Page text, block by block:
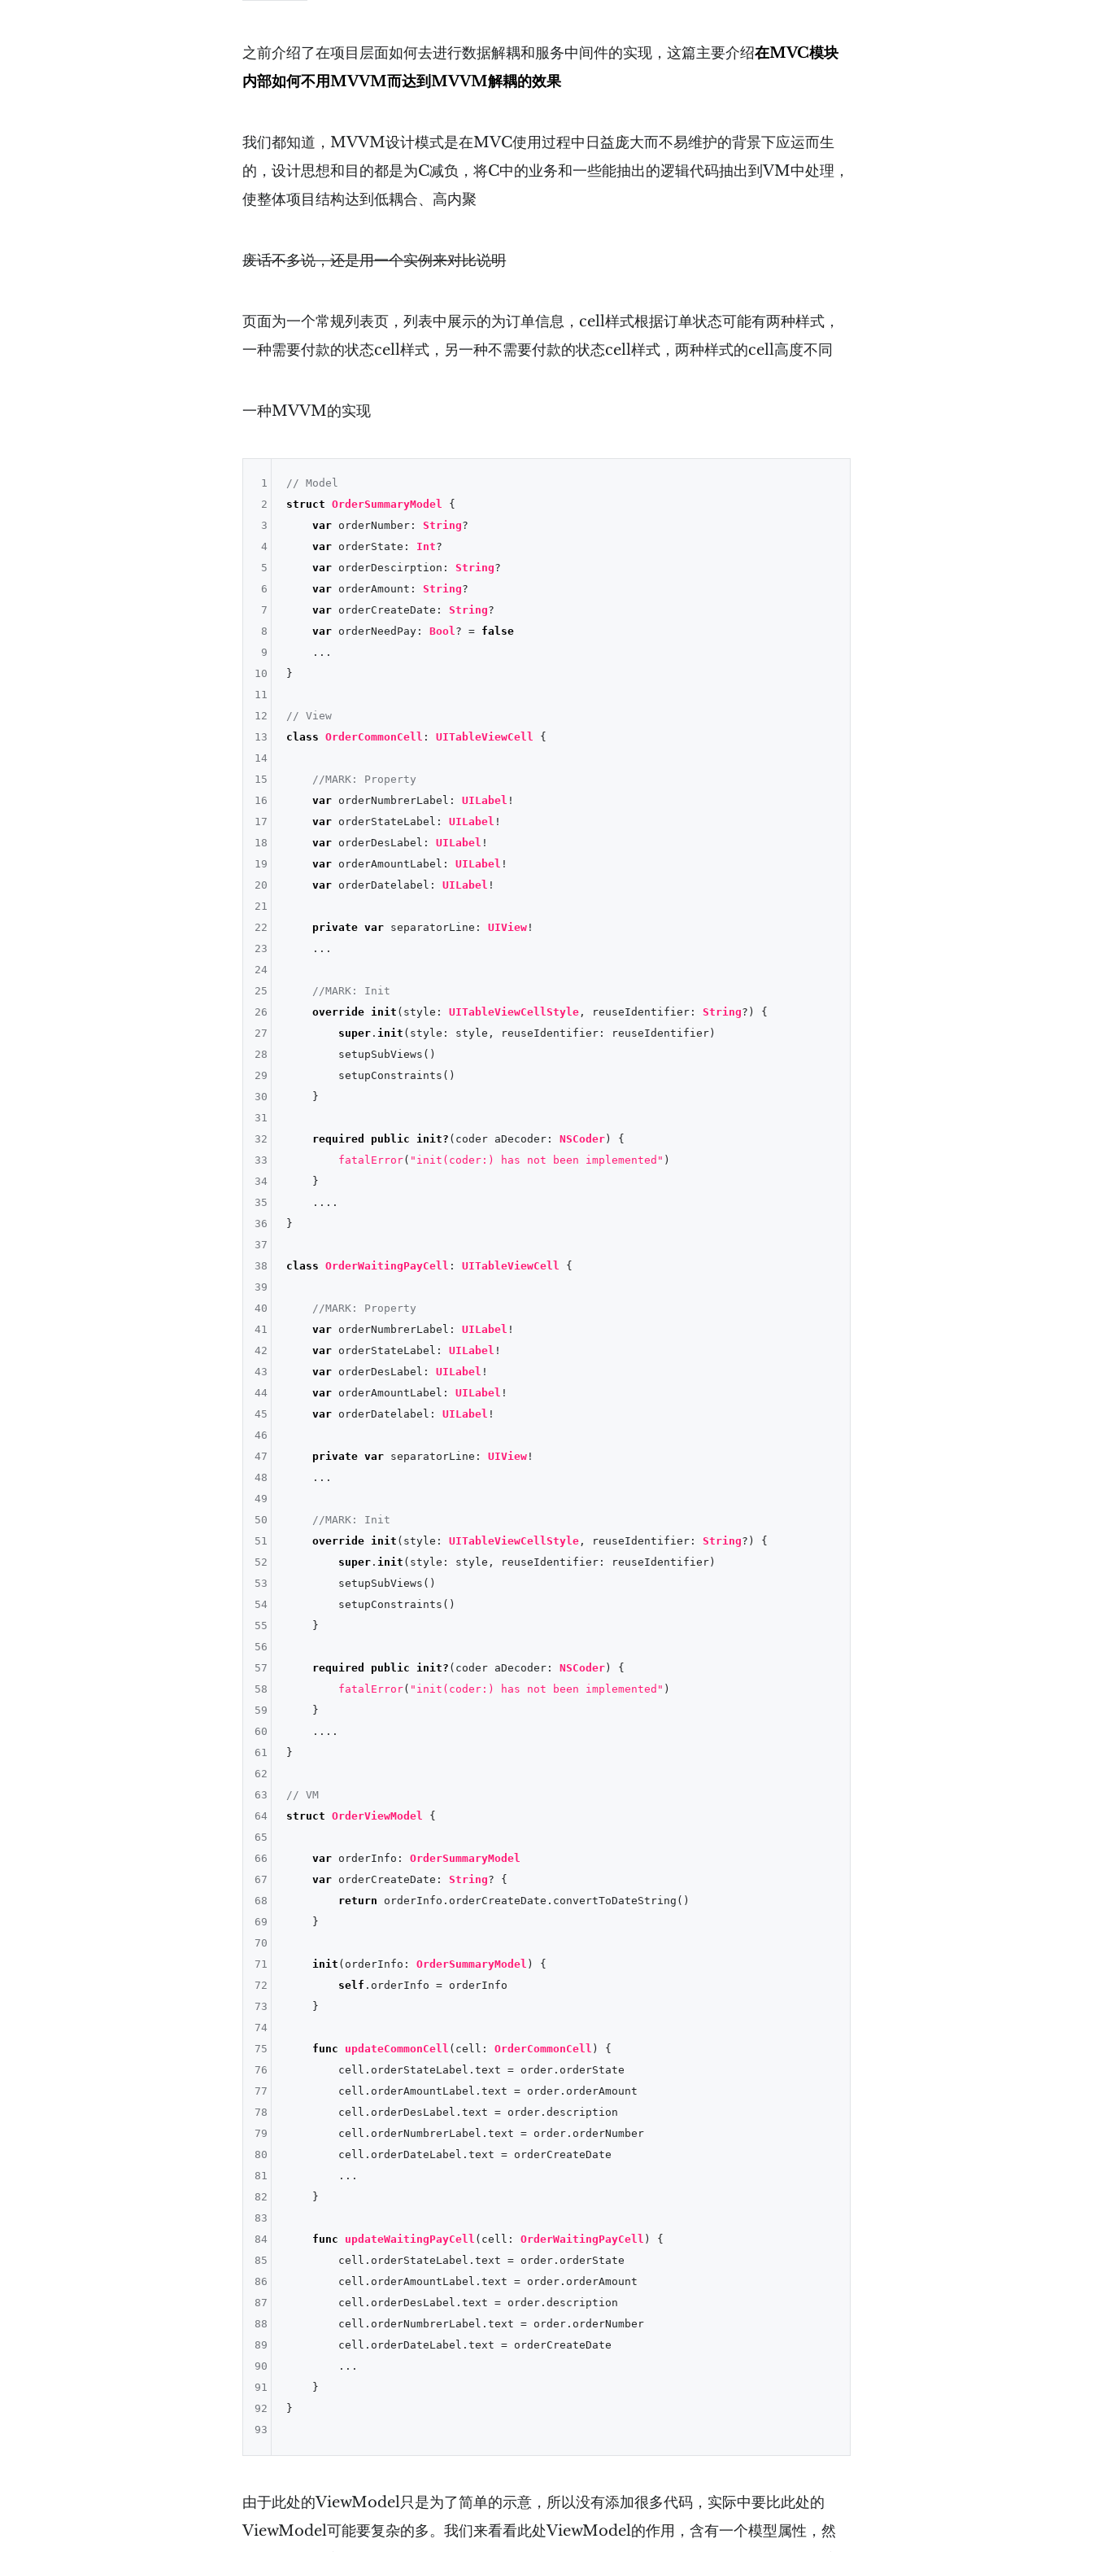
之前介绍了在项目层面如何去进行数据解耦和服务中间件的实现，这篇主要介绍在MVC模块
内部如何不用MVVM而达到MVVM解耦的效果
我们都知道，MVVM设计模式是在MVC使用过程中日益庞大而不易维护的背景下应运而生
的，设计思想和目的都是为C减负，将C中的业务和一些能抽出的逻辑代码抽出到VM中处理，
使整体项目结构达到低耦合、高内聚
废话不多说，还是用一个实例来对比说明
页面为一个常规列表页，列表中展示的为订单信息，cell样式根据订单状态可能有两种样式，
一种需要付款的状态cell样式，另一种不需要付款的状态cell样式，两种样式的cell高度不同
一种MVVM的实现
// Model
struct OrderSummaryModel {
var orderNumber: String?
var orderState: Int?
var orderDescirption: String?
var orderAmount: String?
var orderCreateDate: String?
var orderNeedPay: Bool? =
false
...
}
// View
class OrderCommonCell : UITableViewCell {
//MARK: Property
var orderNumbrerLabel: UILabel !
var orderStateLabel: UILabel !
var orderDesLabel: UILabel !
var orderAmountLabel: UILabel !
var orderDatelabel: UILabel !
private var separatorLine: UIView!
...
//MARK: Init
override init ( style : UITableViewCellStyle, reuseIdentifier: String?) {
super. init (style: style, reuseIdentifier: reuseIdentifier)
        setupSubViews()
        setupConstraints()
    }
required public init? ( coder aDecoder: NSCoder) {
fatalError( "init(coder:) has not been implemented" )
    }
....
}
class OrderWaitingPayCell : UITableViewCell {
//MARK: Property
var orderNumbrerLabel: UILabel !
var orderStateLabel: UILabel !
var orderDesLabel: UILabel !
var orderAmountLabel: UILabel !
var orderDatelabel: UILabel !
private var separatorLine: UIView!
...
//MARK: Init
override init ( style : UITableViewCellStyle, reuseIdentifier: String?) {
super. init (style: style, reuseIdentifier: reuseIdentifier)
        setupSubViews()
        setupConstraints()
    }
required public init? ( coder aDecoder: NSCoder) {
fatalError( "init(coder:) has not been implemented" )
    }
....
}
// VM
struct OrderViewModel {
var orderInfo: OrderSummaryModel
var orderCreateDate: String? {
return orderInfo.orderCreateDate.convertToDateString()
    }
init ( orderInfo : OrderSummaryModel ) {
self .orderInfo = orderInfo
    }
func updateCommonCell ( cell : OrderCommonCell ) {
        cell.orderStateLabel.text
= order.orderState
        cell.orderAmountLabel.text
= order.orderAmount
        cell.orderDesLabel.text
= order.description
        cell.orderNumbrerLabel.text
= order.orderNumber
        cell.orderDateLabel.text
= orderCreateDate
...
    }
func updateWaitingPayCell ( cell : OrderWaitingPayCell ) {
        cell.orderStateLabel.text
= order.orderState
        cell.orderAmountLabel.text
= order.orderAmount
        cell.orderDesLabel.text
= order.description
        cell.orderNumbrerLabel.text
= order.orderNumber
        cell.orderDateLabel.text
= orderCreateDate
...
    }
}
1
2
3
4
5
6
7
8
9
10
11
12
13
14
15
16
17
18
19
20
21
22
23
24
25
26
27
28
29
30
31
32
33
34
35
36
37
38
39
40
41
42
43
44
45
46
47
48
49
50
51
52
53
54
55
56
57
58
59
60
61
62
63
64
65
66
67
68
69
70
71
72
73
74
75
76
77
78
79
80
81
82
83
84
85
86
87
88
89
90
91
92
93
由于此处的ViewModel只是为了简单的示意，所以没有添加很多代码，实际中要比此处的
ViewModel可能要复杂的多。我们来看看此处ViewModel的作用，含有一个模型属性，然